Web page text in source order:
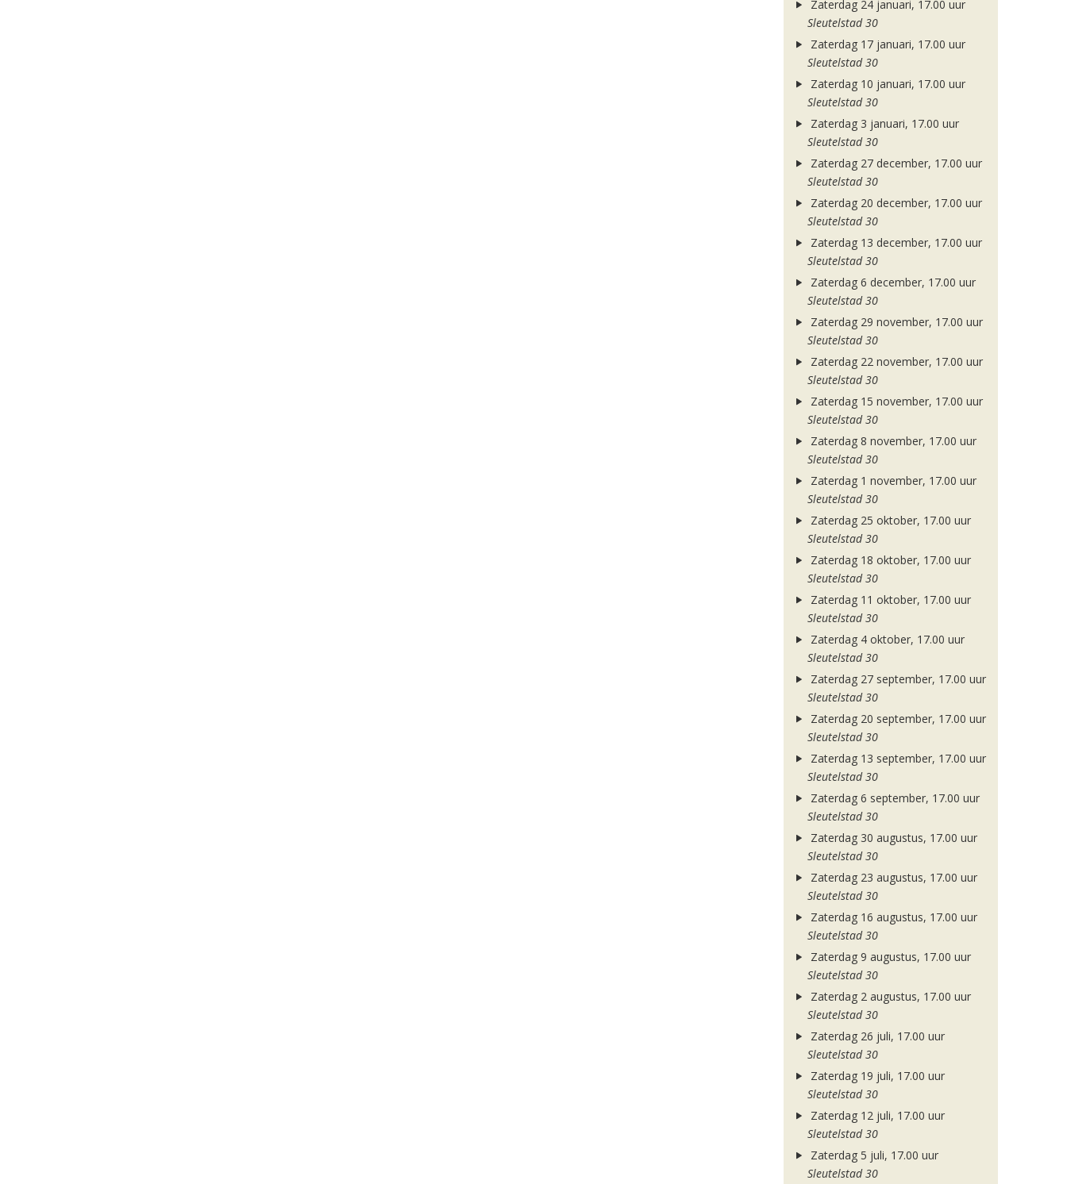
Zaterdag 24 januari, 17.00 uur
Sleutelstad 30
Zaterdag 17 januari, 17.00 uur
Sleutelstad 30
Zaterdag 10 januari, 17.00 uur
Sleutelstad 30
Zaterdag 3 januari, 17.00 uur
Sleutelstad 30
Zaterdag 27 december, 17.00 uur
Sleutelstad 30
Zaterdag 20 december, 17.00 uur
Sleutelstad 30
Zaterdag 13 december, 17.00 uur
Sleutelstad 30
Zaterdag 6 december, 17.00 uur
Sleutelstad 30
Zaterdag 29 november, 17.00 uur
Sleutelstad 30
Zaterdag 22 november, 17.00 uur
Sleutelstad 30
Zaterdag 15 november, 17.00 uur
Sleutelstad 30
Zaterdag 8 november, 17.00 uur
Sleutelstad 30
Zaterdag 1 november, 17.00 uur
Sleutelstad 30
Zaterdag 25 oktober, 17.00 uur
Sleutelstad 30
Zaterdag 18 oktober, 17.00 uur
Sleutelstad 30
Zaterdag 11 oktober, 17.00 uur
Sleutelstad 30
Zaterdag 4 oktober, 17.00 uur
Sleutelstad 30
Zaterdag 27 september, 17.00 uur
Sleutelstad 30
Zaterdag 20 september, 17.00 uur
Sleutelstad 30
Zaterdag 13 september, 17.00 uur
Sleutelstad 30
Zaterdag 6 september, 17.00 uur
Sleutelstad 30
Zaterdag 30 augustus, 17.00 uur
Sleutelstad 30
Zaterdag 23 augustus, 17.00 uur
Sleutelstad 30
Zaterdag 16 augustus, 17.00 uur
Sleutelstad 30
Zaterdag 9 augustus, 17.00 uur
Sleutelstad 30
Zaterdag 2 augustus, 17.00 uur
Sleutelstad 30
Zaterdag 26 juli, 17.00 uur
Sleutelstad 30
Zaterdag 19 juli, 17.00 uur
Sleutelstad 30
Zaterdag 12 juli, 17.00 uur
Sleutelstad 30
Zaterdag 5 juli, 17.00 uur
Sleutelstad 30